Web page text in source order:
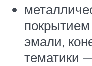
покрытием
эмали,
тематики